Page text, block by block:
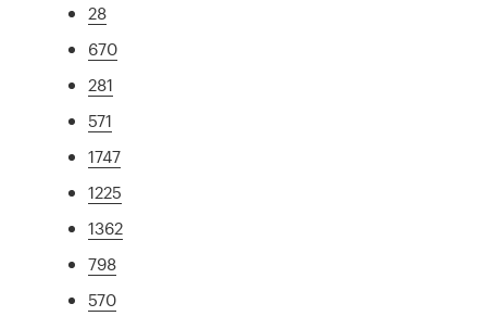
28
670
281
571
1747
1225
1362
798
570